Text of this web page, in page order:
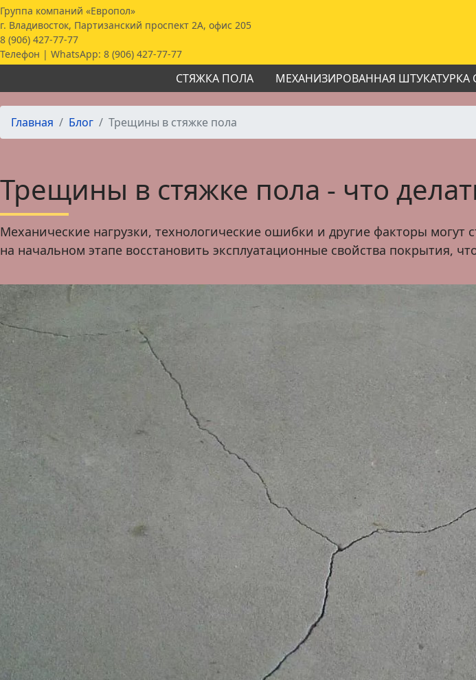
Группа компаний «Европол»
г. Владивосток, Партизанский проспект 2А, офис 205
8 (906) 427-77-77
Телефон | WhatsApp: 8 (906) 427-77-77
СТЯЖКА ПОЛА МЕХАНИЗИРОВАННАЯ ШТУКАТУРКА
Главная Блог Трещины в стяжке пола
Трещины в стяжке пола - что
Механические нагрузки, технологические ошибки и другие факторы
на начальном этапе восстановить эксплуатационные свойства покрытия,